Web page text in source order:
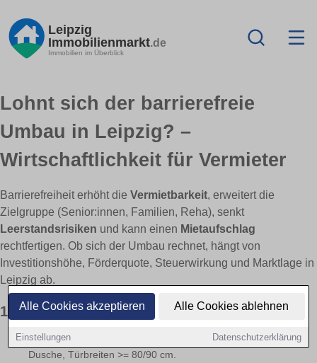
Alle Cookies akzeptieren Alle Cookies ablehnen
Einstellungen Datenschutzerklärung
Leipzig
Immobilienmarkt.de
Immobilien im Überblick
Lohnt sich der barrierefreie
Umbau in Leipzig? –
Wirtschaftlichkeit für Vermieter
Barrierefreiheit erhöht die Vermietbarkeit, erweitert die
Zielgruppe (Senior:innen, Familien, Reha), senkt
Leerstandsrisiken und kann einen Mietaufschlag
rechtfertigen. Ob sich der Umbau rechnet, hängt von
Investitionshöhe, Förderquote, Steuerwirkung und Marktlage in
Leipzig ab.
1) Erlösseite: Nachfrage & mögliche Effekte
Breitere Zielgruppe:
Stufenlosigkeit, Aufzug, bodengleiche
Dusche, Türbreiten >= 80/90 cm.